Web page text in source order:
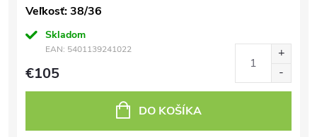
Veľkosť: 38/36
Skladom
EAN: 5401139241022
€105
DO KOŠÍKA